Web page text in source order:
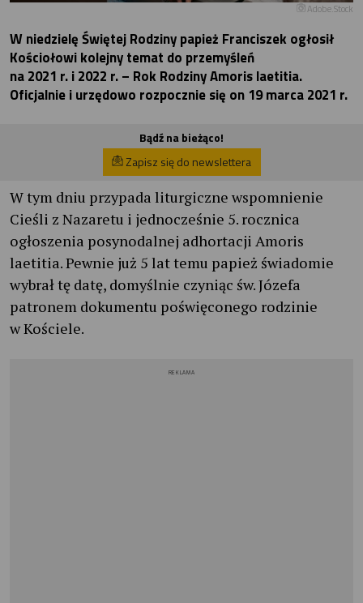
Adobe.Stock
W niedzielę Świętej Rodziny papież Franciszek ogłosił
Kościołowi kolejny temat do przemyśleń
na 2021 r. i 2022 r. – Rok Rodziny Amoris laetitia.
Oficjalnie i urzędowo rozpocznie się on 19 marca 2021 r.
Bądź na bieżąco!
Zapisz się do newslettera
W tym dniu przypada liturgiczne wspomnienie
Cieśli z Nazaretu i jednocześnie 5. rocznica
ogłoszenia posynodalnej adhortacji Amoris
laetitia. Pewnie już 5 lat temu papież świadomie
wybrał tę datę, domyślnie czyniąc św. Józefa
patronem dokumentu poświęconego rodzinie
w Kościele.
REKLAMA